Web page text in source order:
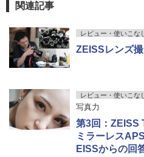
関連記事
レビュー・使いこな
ZEISSレンズ
レビュー・使いこな
写真力
第3回：
ミラーレス
EISSからの回